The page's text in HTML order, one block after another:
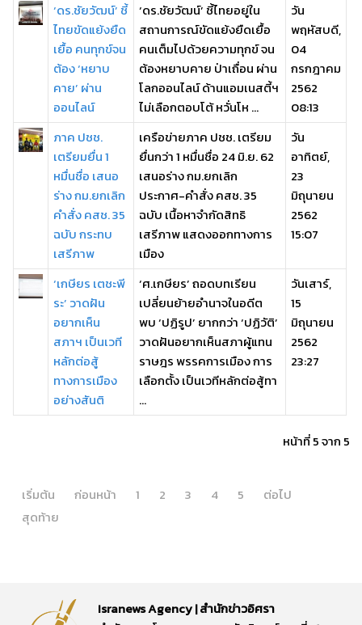
‘ดร.ชัยวัฒน์’ ชี้
ไทยขัดแย้งยืด
เยื้อ คนทุกข์จน
ต้อง ‘หยาบ
คาย’ ผ่าน
ออนไลน์
‘ดร.ชัยวัฒน์’ ชี้ไทยอยู่ใน
สถานการณ์ขัดแย้งยืดเยื้อ
คนเต็มไปด้วยความทุกข์ จน
ต้องหยาบคาย ป่าเถื่อน ผ่าน
โลกออนไลน์ ด้านแอมเนสตี้ฯ
ไม่เลือกตอบโต้ หวั่นโห ...
วัน
พฤหัสบดี,
04
กรกฎาคม
2562
08:13
ภาค ปชช.
เตรียมยื่น 1
หมื่นชื่อ เสนอ
ร่าง กม.ยกเลิก
คำสั่ง คสช. 35
ฉบับ กระทบ
เสรีภาพ
เครือข่ายภาค ปชช. เตรียม
ยื่นกว่า 1 หมื่นชื่อ 24 มิ.ย. 62
เสนอร่าง กม.ยกเลิก
ประกาศ-คำสั่ง คสช. 35
ฉบับ เนื้อหาจำกัดสิทธิ
เสรีภาพ แสดงออกทางการ
เมือง
วัน
อาทิตย์,
23
มิถุนายน
2562
15:07
‘เกษียร เตชะพี
ระ’ วาดฝัน
อยากเห็น
สภาฯ เป็นเวที
หลักต่อสู้
ทางการเมือง
อย่างสันติ
‘ศ.เกษียร’ ถอดบทเรียน
เปลี่ยนย้ายอำนาจในอดีต
พบ ‘ปฏิรูป’ ยากกว่า ‘ปฏิวัติ’
วาดฝันอยากเห็นสภาผู้แทน
ราษฎร พรรคการเมือง การ
เลือกตั้ง เป็นเวทีหลักต่อสู้ทา
...
วันเสาร์,
15
มิถุนายน
2562
23:27
หน้าที่ 5 จาก 5
เริ่มต้น ก่อนหน้า 1 2 3 4 5
ต่อไป
สุดท้าย
Isranews Agency | สำนักข่าวอิศรา